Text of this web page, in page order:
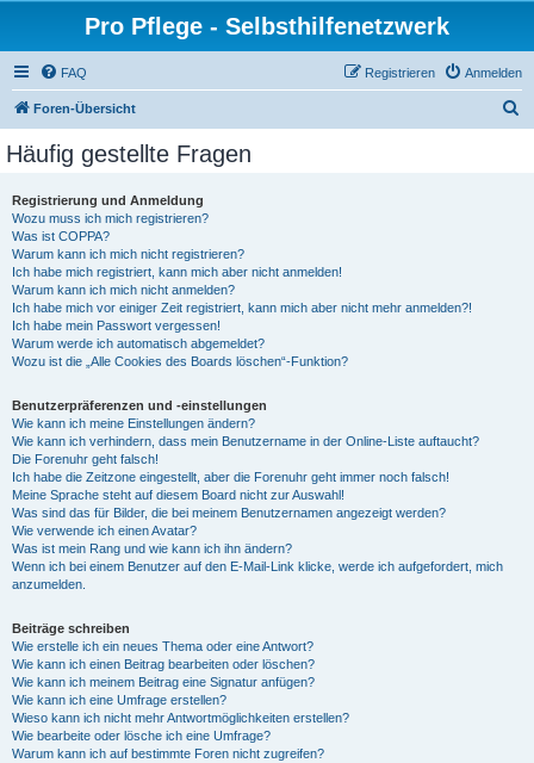
Pro Pflege - Selbsthilfenetzwerk
FAQ Anmelden
Registrieren
Foren-Übersicht
Häufig gestellte Fragen
Registrierung und Anmeldung
Wozu muss ich mich registrieren?
Was ist COPPA?
Warum kann ich mich nicht registrieren?
Ich habe mich registriert, kann mich aber nicht anmelden!
Warum kann ich mich nicht anmelden?
Ich habe mich vor einiger Zeit registriert, kann mich aber nicht mehr anmelden?!
Ich habe mein Passwort vergessen!
Warum werde ich automatisch abgemeldet?
Wozu ist die „Alle Cookies des Boards löschen“-Funktion?
Benutzerpräferenzen und -einstellungen
Wie kann ich meine Einstellungen ändern?
Wie kann ich verhindern, dass mein Benutzername in der Online-Liste auftaucht?
Die Forenuhr geht falsch!
Ich habe die Zeitzone eingestellt, aber die Forenuhr geht immer noch falsch!
Meine Sprache steht auf diesem Board nicht zur Auswahl!
Was sind das für Bilder, die bei meinem Benutzernamen angezeigt werden?
Wie verwende ich einen Avatar?
Was ist mein Rang und wie kann ich ihn ändern?
Wenn ich bei einem Benutzer auf den E-Mail-Link klicke, werde ich aufgefordert, mich
anzumelden.
Beiträge schreiben
Wie erstelle ich ein neues Thema oder eine Antwort?
Wie kann ich einen Beitrag bearbeiten oder löschen?
Wie kann ich meinem Beitrag eine Signatur anfügen?
Wie kann ich eine Umfrage erstellen?
Wieso kann ich nicht mehr Antwortmöglichkeiten erstellen?
Wie bearbeite oder lösche ich eine Umfrage?
Warum kann ich auf bestimmte Foren nicht zugreifen?